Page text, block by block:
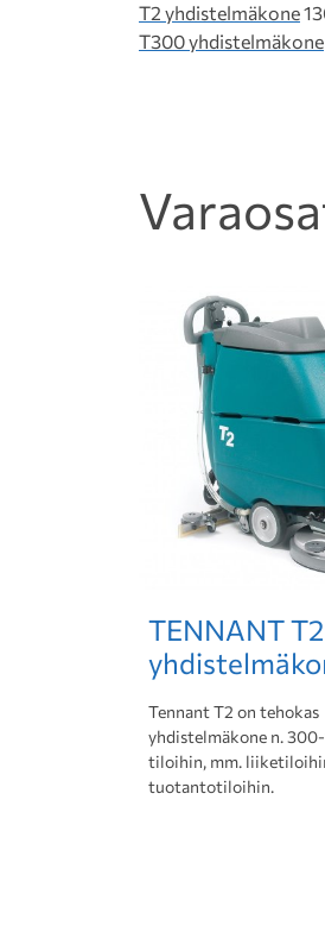
T2 yhdistelmäkone
T300 yhdistelmäkone
TENNANT T2
Tennant T2 on tehokas
yhdistelmäkone n.
tiloihin, mm.
tuotantotiloihin.